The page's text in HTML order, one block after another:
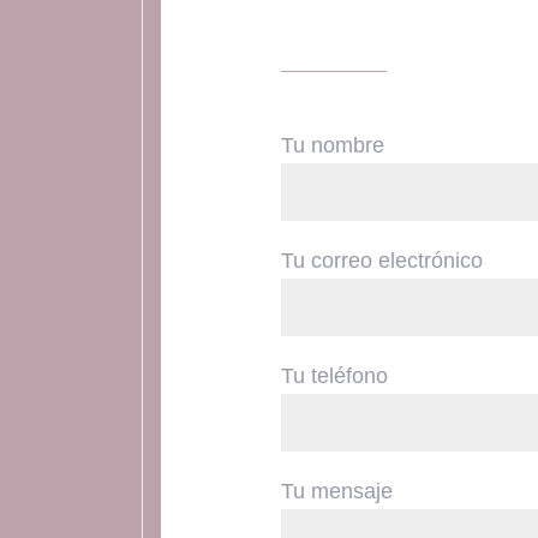
Tu nombre
Tu correo electrónico
Tu teléfono
Tu mensaje